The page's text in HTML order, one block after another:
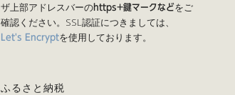
ザ上部アドレスバーのhttps+鍵マークなどをご
確認ください。SSL認証につきましては、
Let's Encryptを使用しております。
ふるさと納税